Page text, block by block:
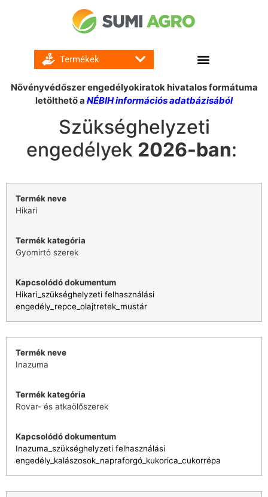
Növényvédőszer engedélyokiratok hivatalos formátuma
letölthető a NÉBIH információs adatbázisából
Szükséghelyzeti
engedélyek 2026-ban:
Hikari
Gyomirtó szerek
Hikari_szükséghelyzeti felhasználási
engedély_repce_olajtretek_mustár
Inazuma
Rovar- és atkaölőszerek
Inazuma_szükséghelyzeti felhasználási
engedély_kalászosok_napraforgó_kukorica_cukorrépa